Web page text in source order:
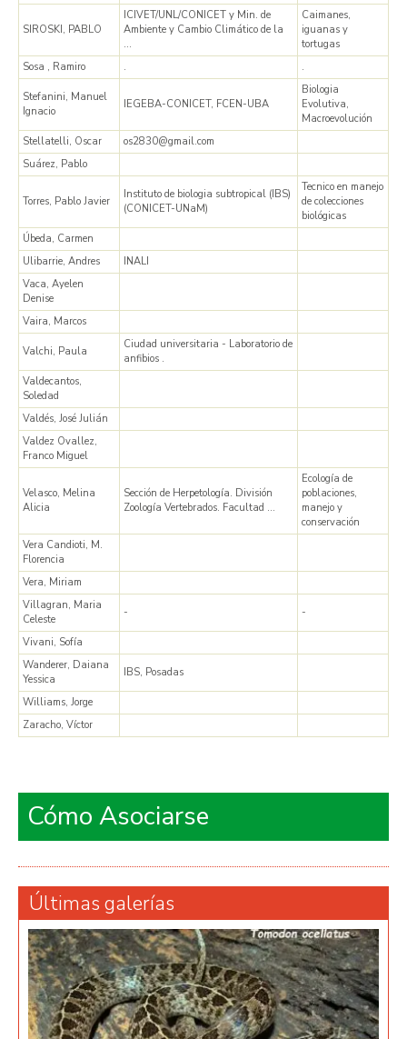
SIROSKI, PABLO
ICIVET/UNL/CONICET y Min. de
Ambiente y Cambio Climático de la
…
Caimanes,
iguanas y
tortugas
Sosa , Ramiro
. .
Stefanini, Manuel
Ignacio
IEGEBA-CONICET, FCEN-UBA
Biologia
Evolutiva,
Macroevolución
Stellatelli, Oscar
os2830@gmail.com
Suárez, Pablo
Torres, Pablo Javier
Instituto de biologia subtropical (IBS)
(CONICET-UNaM)
Tecnico en manejo
de colecciones
biológicas
Úbeda, Carmen
Ulibarrie, Andres
INALI
Vaca, Ayelen
Denise
Vaira, Marcos
Valchi, Paula
Ciudad universitaria - Laboratorio de
anfibios .
Valdecantos,
Soledad
Valdés, José Julián
Valdez Ovallez,
Franco Miguel
Velasco, Melina
Alicia
Sección de Herpetología. División
Zoología Vertebrados. Facultad …
Ecología de
poblaciones,
manejo y
conservación
Vera Candioti, M.
Florencia
Vera, Miriam
Villagran, Maria
Celeste
- -
Vivani, Sofía
Wanderer, Daiana
Yessica
IBS, Posadas
Williams, Jorge
Zaracho, Víctor
Cómo Asociarse
Últimas galerías